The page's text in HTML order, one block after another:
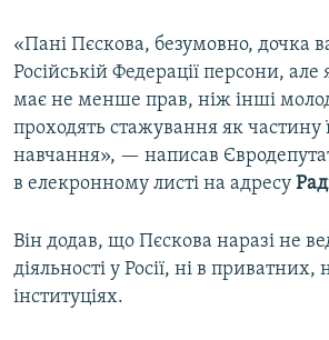
«Пані Пєскова, безумовно, дочка
Російській Федерації персони, але
має не менше прав, ніж інші
проходять стажування як частину
навчання», — написав
в елекронному листі на адресу
Він додав, що Пєскова наразі не
діяльності у Росії, ні в
інституціях.